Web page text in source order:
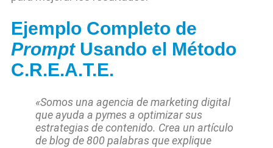
Ejemplo Completo de
PromptUsando el Método
C.R.E.A.T.E.
«Somos una agencia de marketing digital
que ayuda a pymes a optimizar sus
estrategias de contenido. Crea un artículo
de blog de 800 palabras que explique